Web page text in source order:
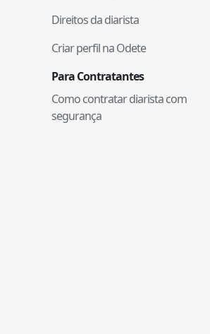
Direitos da diarista
Criar perfil na Odete
Para Contratantes
Como contratar diarista com
segurança